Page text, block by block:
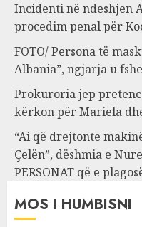
Incidenti në ndeshjen
procedim penal për
FOTO/ Persona të
Albania”, ngjarja u
Prokuroria jep
kërkon për Mariela
“Ai që drejtonte
Çelën”, dëshmia e
PERSONAT që e
MOS I HUMBISNI